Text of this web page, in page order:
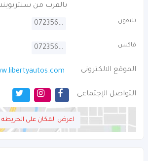
بالقرب من
تليفون 072356100
فاكس 072356114
الموقع الالكترونى
التواصل الإجتماعى
اعرض المكان على الخريطه